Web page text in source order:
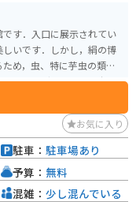
す．入口に展示されてい
いです．しかし，絹の博
め，虫、特に芋虫の類が
イキングレストラン奈々
ことも可能です．
お気に入り
駐車： 駐車場あり
予算： 無料
混雑： 少し混んでいる